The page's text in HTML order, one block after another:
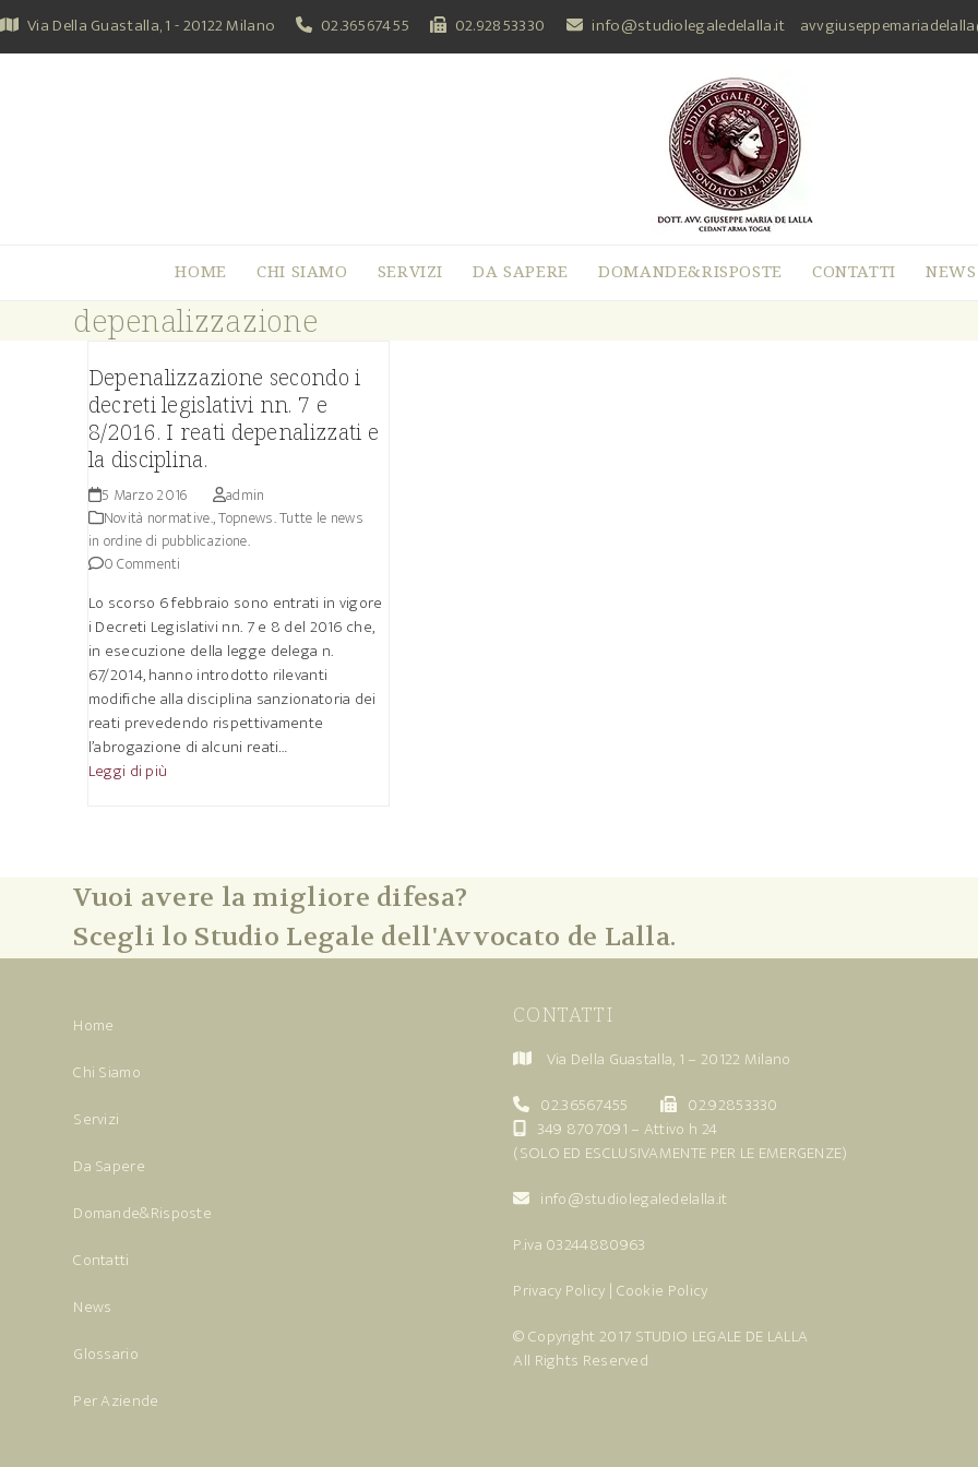
Skip
to
content
Via Della Guastalla, 1 - 20122 Milano 02.36567455 02.92853330 info@studiolegaledelalla.it
HOME CHI SIAMO SERVIZI DA SAPERE DOMANDE&RISPOSTE CONTATTI NEWS
depenalizzazione
Depenalizzazione secondo i
decreti legislativi nn. 7 e
8/2016. I reati depenalizzati e
la disciplina.
5 Marzo 2016
admin
Novità normative.,Topnews. Tutte le news
in ordine di pubblicazione.
0 Commenti
Lo scorso 6 febbraio sono entrati in vigore
i Decreti Legislativi nn. 7 e 8 del 2016 che,
in esecuzione della legge delega n.
67/2014, hanno introdotto rilevanti
modifiche alla disciplina sanzionatoria dei
reati prevedendo rispettivamente
l’abrogazione di alcuni reati…
Leggi di più
Vuoi avere la migliore difesa?
Scegli lo Studio Legale dell'Avvocato de Lalla.
Home
Chi Siamo
Servizi
Da Sapere
Domande&Risposte
Contatti
News
Glossario
Per Aziende
CONTATTI
Via Della Guastalla, 1 – 20122 Milano
02.36567455
02.92853330
349 8707091 – Attivo h 24
(SOLO ED ESCLUSIVAMENTE PER LE EMERGENZE)
info@studiolegaledelalla.it
P.iva 03244880963
Privacy Policy | Cookie Policy
© Copyright 2017 STUDIO LEGALE DE LALLA
All Rights Reserved